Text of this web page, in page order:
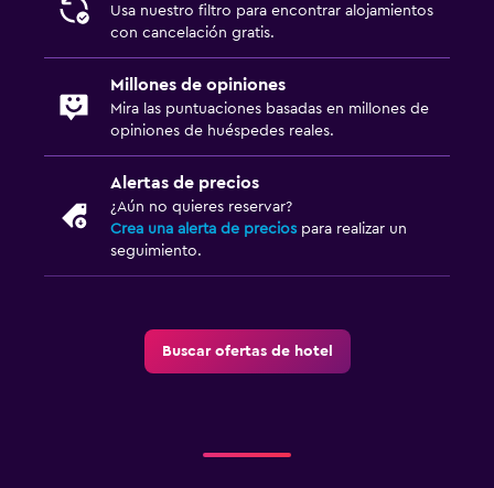
Usa nuestro filtro para encontrar alojamientos
con cancelación gratis.
Millones de opiniones
Mira las puntuaciones basadas en millones de
opiniones de huéspedes reales.
Alertas de precios
¿Aún no quieres reservar?
Crea una alerta de precios para realizar un
seguimiento.
Buscar ofertas de hotel